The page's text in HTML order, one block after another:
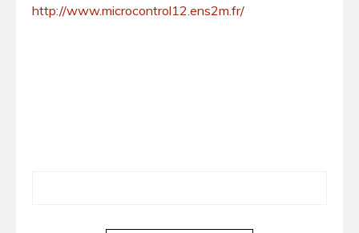
http://www.microcontrol12.ens2m.fr/